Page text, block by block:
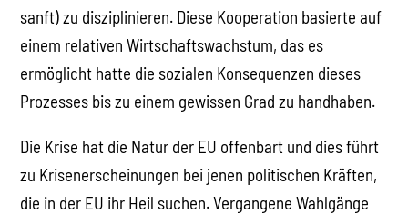
sanft) zu disziplinieren. Diese Kooperation basierte auf
einem relativen Wirtschaftswachstum, das es
ermöglicht hatte die sozialen Konsequenzen dieses
Prozesses bis zu einem gewissen Grad zu handhaben.
Die Krise hat die Natur der EU offenbart und dies führt
zu Krisenerscheinungen bei jenen politischen Kräften,
die in der EU ihr Heil suchen. Vergangene Wahlgänge